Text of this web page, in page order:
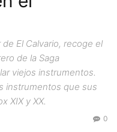
El Calvario, recoge el
de la Saga
viejos instrumentos.
instrumentos que sus
XIX y XX.
0